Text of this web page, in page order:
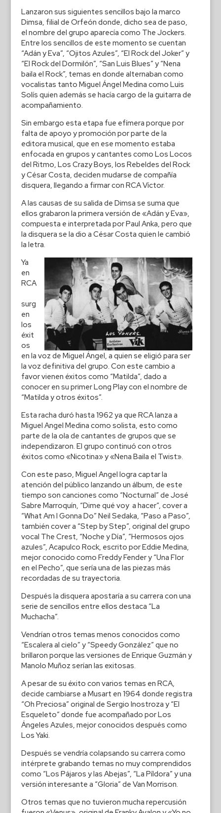
Lanzaron sus siguientes sencillos bajo la marco
Dimsa, filial de Orfeón donde, dicho sea de paso,
el nombre del grupo aparecía como The Jockers.
Entre los sencillos de este momento se cuentan
“Adán y Eva”, “Ojitos Azules”, “El Rock del Joker” y
“El Rock del Dormilón”, “San Luis Blues” y “Nena
baila el Rock”, temas en donde alternaban como
vocalistas tanto Miguel Ángel Medina como Luis
Solís quien además se hacía cargo de la guitarra de
acompañamiento.
Sin embargo esta etapa fue efímera porque por
falta de apoyo y promoción por parte de la
editora musical, que en ese momento estaba
enfocada en grupos y cantantes como Los Locos
del Ritmo, Los Crazy Boys, los Rebeldes del Rock
y César Costa, deciden mudarse de compañía
disquera, llegando a firmar con RCA Víctor.
A las causas de su salida de Dimsa se suma que
ellos grabaron la primera versión de «Adán y Eva»,
compuesta e interpretada por Paul Anka, pero que
la disquera se la dio a César Costa quien le cambió
la letra.
Ya
en
RCA
surg
en
los
éxit
os
en la voz de Miguel Ángel, a quien se eligió para ser
la voz definitiva del grupo. Con este cambio a
favor vienen éxitos como “Matilda”, dado a
conocer en su primer Long Play con el nombre de
“Matilda y otros éxitos”.
Esta racha duró hasta 1962 ya que RCA lanza a
Miguel Angel Medina como solista, esto como
parte de la ola de cantantes de grupos que se
independizaron. El grupo continuó con otros
éxitos como «Nicotina» y «Nena Baila el Twist».
Con este paso, Miguel Angel logra captar la
atención del público lanzando un álbum, de este
tiempo son canciones como “Nocturnal” de José
Sabre Marroquín, “Dime qué voy a hacer”, cover a
“What Am I Gonna Do” Neil Sedaka, “Paso a Paso”,
también cover a “Step by Step”, original del grupo
vocal The Crest, “Noche y Día”, “Hermosos ojos
azules”, Acapulco Rock, escrito por Eddie Medina,
mejor conocido como Freddy Fender y “Una Flor
en el Pecho”, que sería una de las piezas más
recordadas de su trayectoria.
Después la disquera apostaría a su carrera con una
serie de sencillos entre ellos destaca “La
Muchacha”.
Vendrían otros temas menos conocidos como
“Escalera al cielo” y “Speedy González” que no
brillaron porque las versiones de Enrique Guzmán y
Manolo Muñoz serían las exitosas.
A pesar de su éxito con varios temas en RCA,
decide cambiarse a Musart en 1964 donde registra
“Oh Preciosa” original de Sergio Inostroza y “El
Esqueleto” donde fue acompañado por Los
Ángeles Azules, mejor conocidos después como
Los Yaki.
Después se vendría colapsando su carrera como
intérprete grabando temas no muy comprendidos
como “Los Pájaros y las Abejas”, “La Píldora” y una
versión interesante a “Gloria” de Van Morrison.
Otros temas que no tuvieron mucha repercusión